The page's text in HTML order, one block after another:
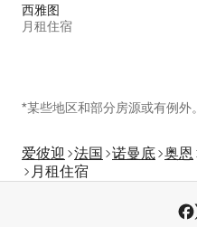
西雅图
月租住宿
*某些地区和部分房源或有例外。
爱彼迎 法国 诺曼底 奥恩
月租住宿